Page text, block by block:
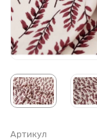
Артикул